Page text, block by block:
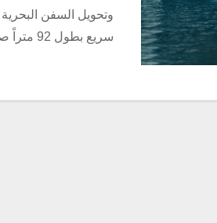
وتحويل السفن
سريع بطول 92 متراً صممته الشركة…